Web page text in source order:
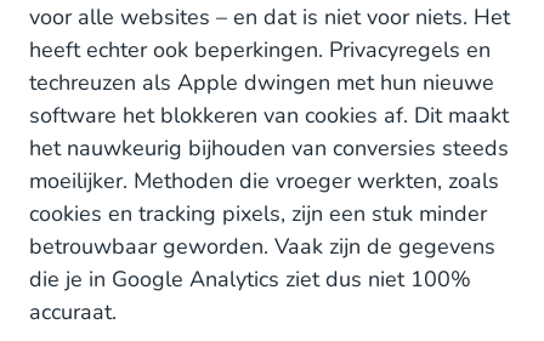
voor alle websites – en dat is niet voor niets. Het
heeft echter ook beperkingen. Privacyregels en
techreuzen als Apple dwingen met hun nieuwe
software het blokkeren van cookies af. Dit maakt
het nauwkeurig bijhouden van conversies steeds
moeilijker. Methoden die vroeger werkten, zoals
cookies en tracking pixels, zijn een stuk minder
betrouwbaar geworden. Vaak zijn de gegevens
die je in Google Analytics ziet dus niet 100%
accuraat.